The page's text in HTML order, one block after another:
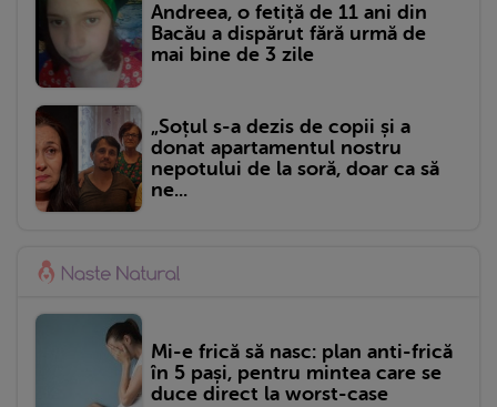
Andreea, o fetiță de 11 ani din
Bacău a dispărut fără urmă de
mai bine de 3 zile
„Soțul s-a dezis de copii și a
donat apartamentul nostru
nepotului de la soră, doar ca să
ne...
Mi-e frică să nasc: plan anti-frică
în 5 pași, pentru mintea care se
duce direct la worst-case